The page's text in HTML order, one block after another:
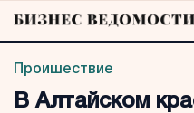
Проишествие
В Алтайском